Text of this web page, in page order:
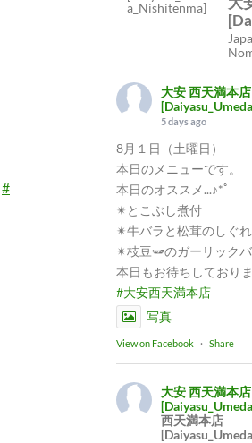
#
大安 西天満本店
5 days ago
8月１日（土曜日）
本日のメニューです。
本日のオススメ...♪*ﾟ
✴︎とこぶし煮付
✴︎牛バラと松茸のしぐ
✴︎枝豆🫛のガーリック
本日もお待ちしておりま
#大安西天満本店
写真
View on Facebook · Share
大安 西天満本店
西天満本店